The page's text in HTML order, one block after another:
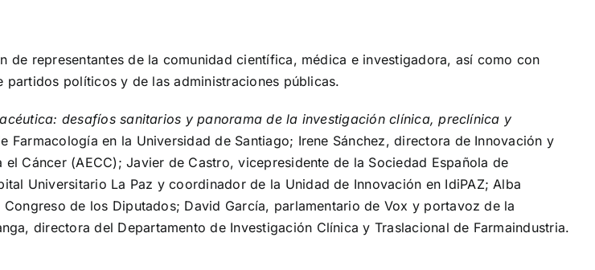
representantes de la comunidad científica, médica e investigadora, así como con
políticos y de las administraciones públicas.
desafíos sanitarios y panorama de la investigación clínica, preclínica y
Farmacología en la Universidad de Santiago; Irene Sánchez, directora de Innovación y
Cáncer (AECC); Javier de Castro, vicepresidente de la Sociedad Española de
Universitario La Paz y coordinador de la Unidad de Innovación en IdiPAZ; Alba
de los Diputados; David García, parlamentario de Vox y portavoz de la
directora del Departamento de Investigación Clínica y Traslacional de Farmaindustria.